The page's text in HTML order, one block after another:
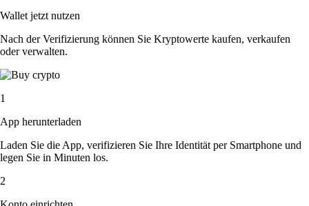
Wallet jetzt nutzen
Nach der Verifizierung können Sie Kryptowerte kaufen, verkaufen
oder verwalten.
1
App herunterladen
Laden Sie die App, verifizieren Sie Ihre Identität per Smartphone und
legen Sie in Minuten los.
2